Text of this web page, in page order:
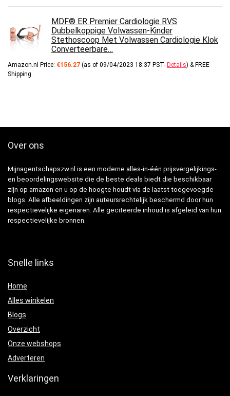
MDF® ER Premier Cardiologie RVS
Dubbelkoppige Volwassen-Kinder
Stethoscoop Met Volwassen Cardiologie Klok
Converteerbare…
Amazon.nl Price: €156.27 (as of 09/04/2023 18:37 PST- Details) & FREE
Shipping.
Over ons
Mijnagentschapszw.nl is een moderne alles-in-één prijsvergelijkings-
en beoordelingswebsite die de beste deals biedt die beschikbaar
zijn op amazon en u op de hoogte houdt via de laatst toegevoegde
blogs. Alle afbeeldingen zijn auteursrechtelijk beschermd door hun
respectievelijke eigenaren. Alle geciteerde inhoud is afgeleid van hun
respectievelijke bronnen.
Snelle links
Home
Alles winkelen
Blogs
Overzicht
Onze webshops
Adverteren
Verklaringen